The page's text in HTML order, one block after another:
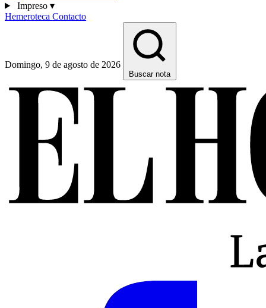
Impreso ▾
Hemeroteca Contacto
Domingo, 9 de agosto de 2026
Buscar nota